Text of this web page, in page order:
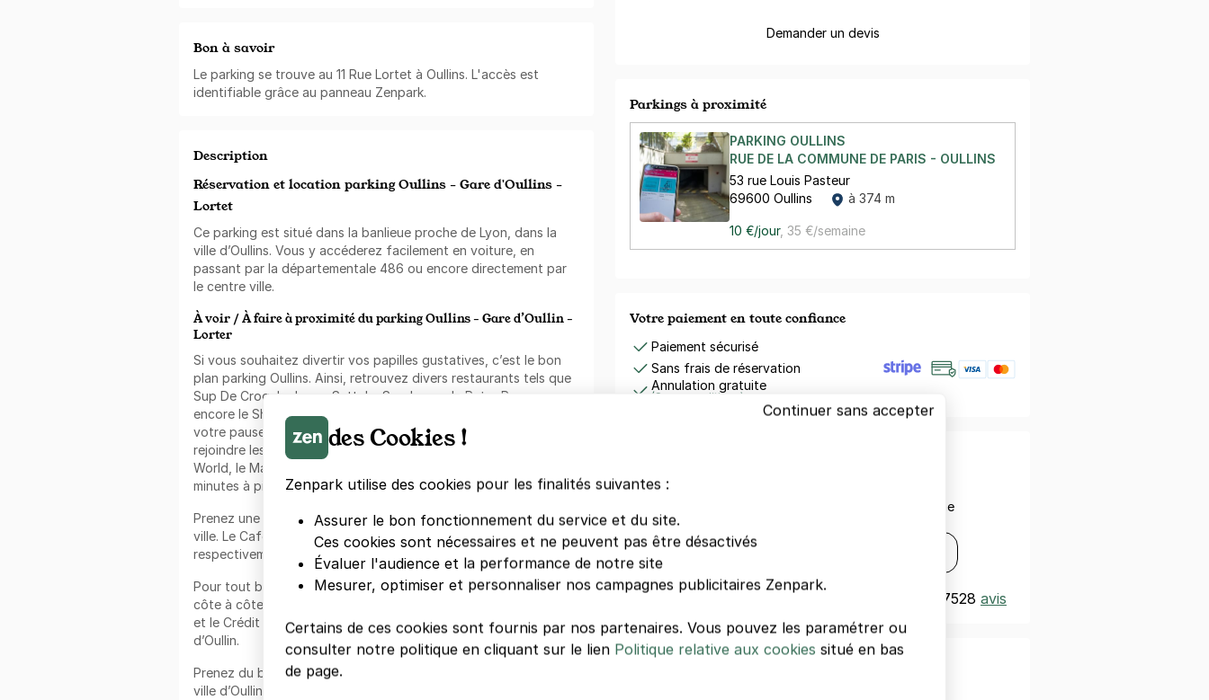
Bon à savoir
Le parking se trouve au 11 Rue Lortet à Oullins. L'accès est
identifiable grâce au panneau Zenpark.
Description
Réservation et location parking Oullins - Gare d'Oullins -
Lortet
Ce parking est situé dans la banlieue proche de Lyon, dans la
ville d’Oullins. Vous y accéderez facilement en voiture, en
passant par la départementale 486 ou encore directement par
le centre ville.
À voir / À faire à proximité du parking Oullins - Gare d’Oullin -
Lorter
Si vous souhaitez divertir vos papilles gustatives, c’est le bon
plan parking Oullins. Ainsi, retrouvez divers restaurants tels que
Sup De Croq, le James Sett, Le Syndrome de Peter Pan, ou
encore le Sheng-Li, tous situés à moins de 3 minutes à pied. Si
votre pause déjeuner s'avère courte, vous n’aurez aucun mal à
rejoindre les différents fast food à proximité tels que le Burger
World, le Maxi Kebab et le Subway, tous situés à moins de 4
minutes à pied.
Prenez une pause détente dans les quelques cafés qu’abrite la
ville. Le Café de la Paix, et le Café VIP Lounge se situe
respectivement à 3 et 4 minutes à pied.
Pour tout besoin bancaire, retrouvez la banque LCL et la CIC
côte à côte à moins de 3 minutes à pied. La banque Rhône Alpes
et le Crédit Agricole sont situés à 5 minutes de ce parking Gare
d’Oullin.
Prenez du bon temps dans les multiples théâtres que propose la
ville d’Oullin. Le Théâtre de la Renaissance, situé à 5 minutes, est
Demander un devis
Parkings à proximité
PARKING OULLINS
RUE DE LA COMMUNE DE PARIS - OULLINS
53 rue Louis Pasteur
69600 Oullins
à 374 m
10 €/jour, 35 €/semaine
Votre paiement en toute confiance
Paiement sécurisé
Sans frais de réservation
Annulation gratuite
(Sous conditions)
Téléchargement gratuit
Réservez, payez et ouvrez avec votre smartphone
Télécharger dans
Trustpilot 7528 avis
Besoin d'aide ?
Continuer sans accepter
des Cookies !
Zenpark utilise des cookies pour les finalités suivantes :
Assurer le bon fonctionnement du service et du site.
Ces cookies sont nécessaires et ne peuvent pas être désactivés
Évaluer l'audience et la performance de notre site
Mesurer, optimiser et personnaliser nos campagnes publicitaires Zenpark.
Certains de ces cookies sont fournis par nos partenaires. Vous pouvez les paramétrer ou
consulter notre politique en cliquant sur le lien Politique relative aux cookies situé en bas
de page.